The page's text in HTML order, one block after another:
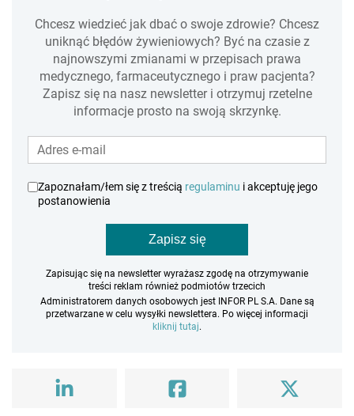
Chcesz wiedzieć jak dbać o swoje zdrowie? Chcesz
uniknąć błędów żywieniowych? Być na czasie z
najnowszymi zmianami w przepisach prawa
medycznego, farmaceutycznego i praw pacjenta?
Zapisz się na nasz newsletter i otrzymuj rzetelne
informacje prosto na swoją skrzynkę.
Zapoznałam/łem się z treścią regulaminu i akceptuję jego
postanowienia
Zapisz się
Zapisując się na newsletter wyrażasz zgodę na otrzymywanie
treści reklam również podmiotów trzecich
Administratorem danych osobowych jest INFOR PL S.A. Dane są
przetwarzane w celu wysyłki newslettera. Po więcej informacji
kliknij tutaj.